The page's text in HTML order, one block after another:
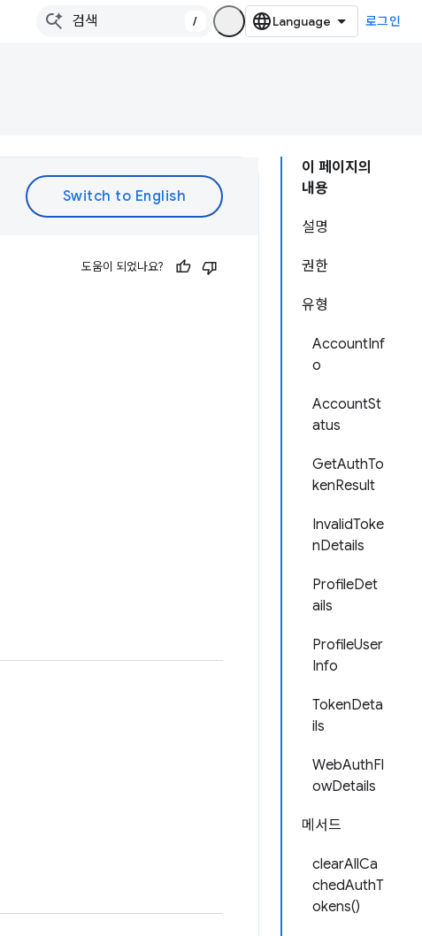
/ 로그인
이 페이지의
내용
설명
권한
유형
AccountInf
o
AccountSt
atus
GetAuthTo
kenResult
InvalidToke
nDetails
ProfileDet
ails
ProfileUser
Info
TokenDeta
ils
WebAuthFl
owDetails
메서드
clearAllCa
chedAuthT
okens()
도움이 되었나요?